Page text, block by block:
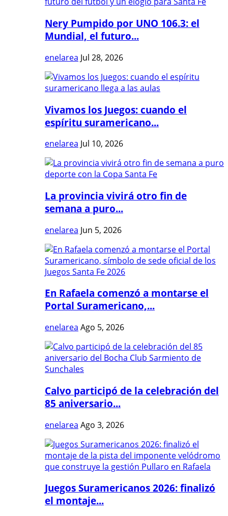
Nery Pumpido por UNO 106.3: el
Mundial, el futuro...
enelarea Jul 28, 2026
Vivamos los Juegos: cuando el
espíritu suramericano...
enelarea Jul 10, 2026
La provincia vivirá otro fin de
semana a puro...
enelarea Jun 5, 2026
En Rafaela comenzó a montarse el
Portal Suramericano,...
enelarea Ago 5, 2026
Calvo participó de la celebración del
85 aniversario...
enelarea Ago 3, 2026
Juegos Suramericanos 2026: finalizó
el montaje...